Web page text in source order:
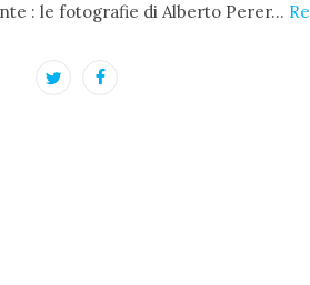
: le fotografie di Alberto Perer…